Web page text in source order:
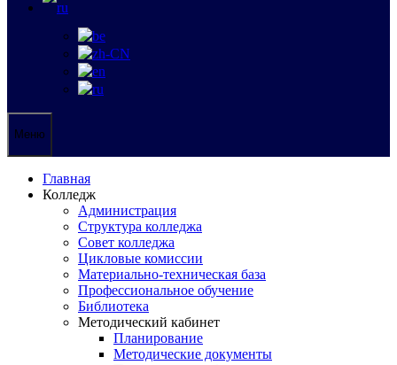
Меню
Главная
Колледж
Администрация
Структура колледжа
Совет колледжа
Цикловые комиссии
Материально-техническая база
Профессиональное обучение
Библиотека
Методический кабинет
Планирование
Методические документы